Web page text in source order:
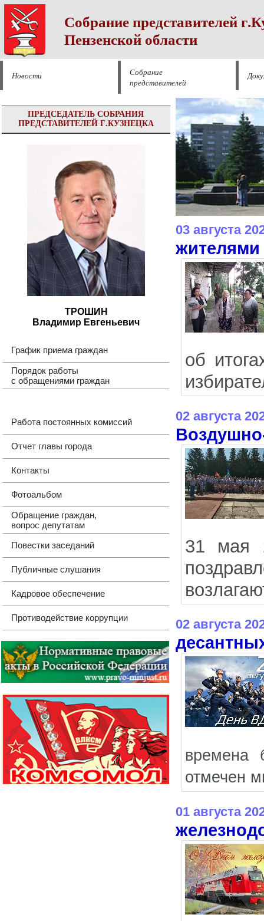
Собрание представителей
Пензенской области
Новости
Собрание
представителей
ПРЕДСЕДАТЕЛЬ СОБРАНИЯ
ПРЕДСТАВИТЕЛЕЙ Г.КУЗНЕЦКА
ТРОШИН
Владимир Евгеньевич
График приема граждан
Порядок работы
с обращениями граждан
Работа постоянных комиссий
Отчет главы города
Контакты
Фотоальбом
Обращение граждан,
вопрос депутатам
Повестки заседаний
Публичные слушания
Кадровое обеспечение
Противодействие коррупции
03 августа
жителями
об
02 августа
31 мая
02 августа
времена
отмечен
01 августа